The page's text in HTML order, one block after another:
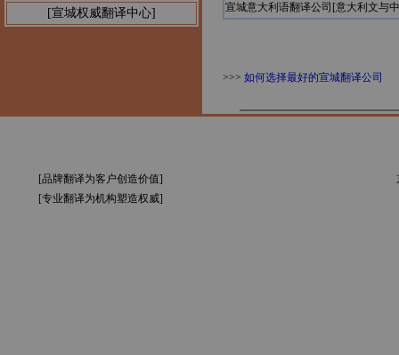
[宣城权威翻译中心]
宣城意大利语翻译公司[意大利文与
>>> 如何选择最好的宣城翻译公司
[品牌翻译为客户创造价值]
[专业翻译为机构塑造权威]